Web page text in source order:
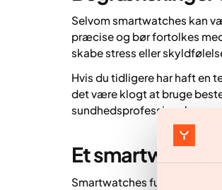
Selvom smartwatches kan
præcise og bør fortolkes
skabe stress eller
Hvis du tidligere har haft en
det være klogt at bruge
sundhedsprofessionel.
Et smartwatch
Smartwatches fungerer